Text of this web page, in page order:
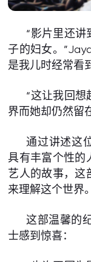
“影片里还
子的妇女。
是我儿时经常看
“这让我回
界而她却仍然留
通过讲述这
具有丰富个性的
艺人的故事，这
来理解这个世界。
这部温馨的
士感到惊喜：